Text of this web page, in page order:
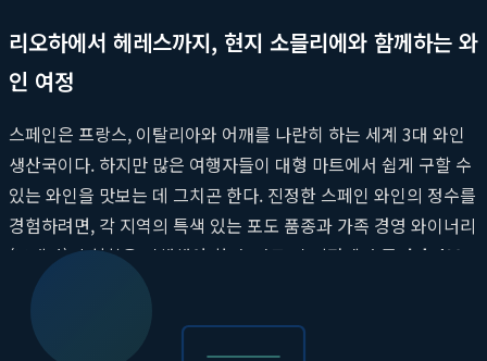
리오하에서 헤레스까지, 현지 소믈리에와 함께하는 와
인 여정
스페인은 프랑스, 이탈리아와 어깨를 나란히 하는 세계 3대 와인
생산국이다. 하지만 많은 여행자들이 대형 마트에서 쉽게 구할 수
있는 와인을 맛보는 데 그치곤 한다. 진정한 스페인 와인의 정수를
경험하려면, 각 지역의 특색 있는 포도 품종과 가족 경영 와이너리
(보데가)의 철학을 이해해야 한다. 바로 이 지점에서 투어라이브
와인 투어
는 진가를 발휘한다. 리오하(Rioja) 지역의 템프라니요
와인부터, 헤레스(Jerez) 지방의 독특한 셰리 와인까지, 투어라이
브는 현지 소믈리에가 직접 큐레이션한 와이너리 방문 프로그램